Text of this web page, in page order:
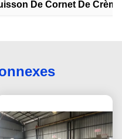
De Cornet De